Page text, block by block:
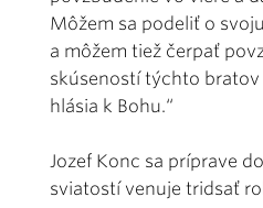
Môžem sa podeliť o
a môžem tiež čerpať
skúseností týchto bratov
hlásia k Bohu.“
Jozef Konc sa príprave
sviatostí venuje tridsať